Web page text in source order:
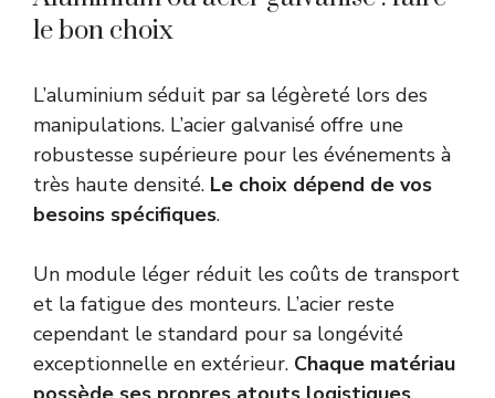
le bon choix
L’aluminium séduit par sa légèreté lors des
manipulations. L’acier galvanisé offre une
robustesse supérieure pour les événements à
très haute densité. Le choix dépend de vos
besoins spécifiques.
Un module léger réduit les coûts de transport
et la fatigue des monteurs. L’acier reste
cependant le standard pour sa longévité
exceptionnelle en extérieur. Chaque matériau